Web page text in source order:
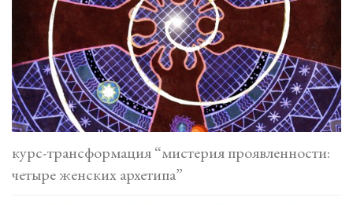
курс-трансформация “мистерия проявленности:
четыре женских архетипа”